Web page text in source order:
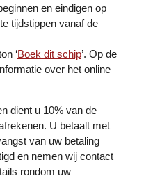
en eindigen op
tijdstippen vanaf de
‘Boek dit schip’. Op de
over het online
dient u 10% van de
U betaalt met
van uw betaling
en nemen wij contact
rondom uw